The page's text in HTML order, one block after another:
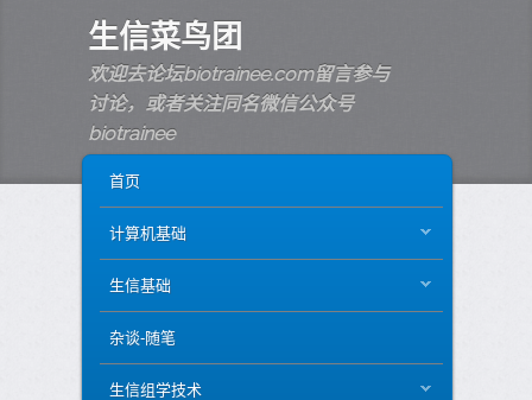
生信菜鸟团
欢迎去论坛biotrainee.com留言参与
讨论，或者关注同名微信公众号
biotrainee
SKIP TO PRIMARY CONTENT
SKIP TO SECONDARY CONTENT
首页
计算机基础
生信基础
杂谈-随笔
生信组学技术